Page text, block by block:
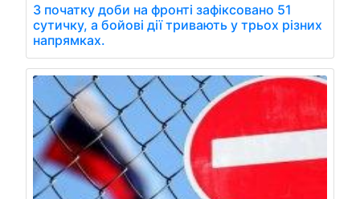
З початку доби на фронті зафіксовано 51
сутичку, а бойові дії тривають у трьох різних
напрямках.